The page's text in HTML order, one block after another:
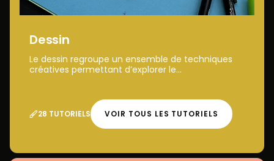
Dessin
Le dessin regroupe un ensemble de techniques
créatives permettant d’explorer le...
28 TUTORIELS VOIR TOUS LES TUTORIELS